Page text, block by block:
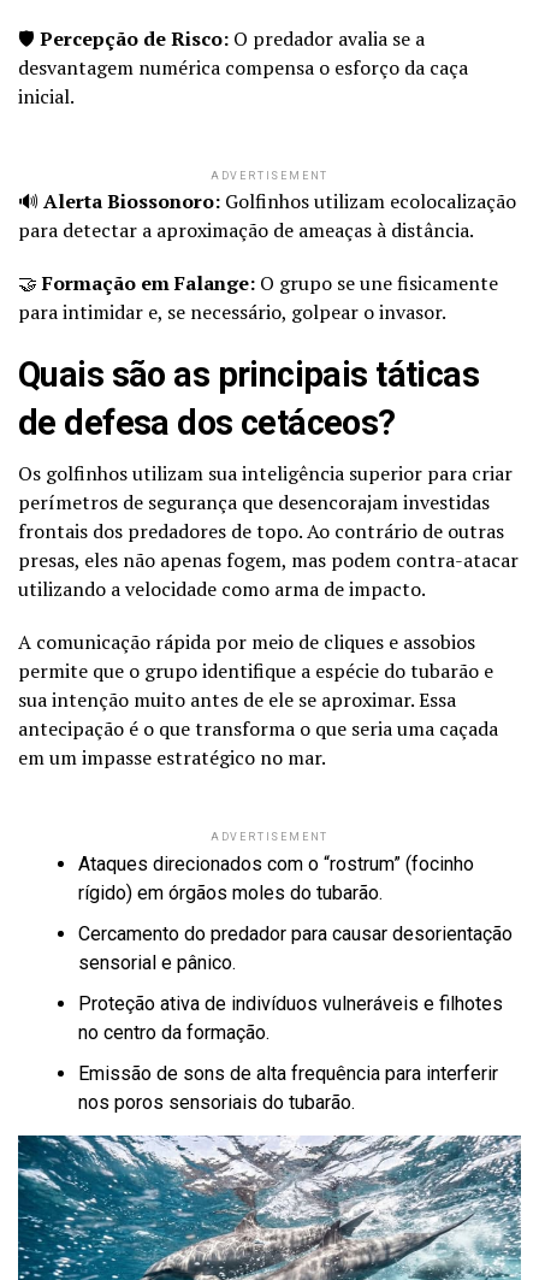
🛡️ Percepção de Risco: O predador avalia se a
desvantagem numérica compensa o esforço da caça
inicial.
ADVERTISEMENT
🔊 Alerta Biossonoro: Golfinhos utilizam ecolocalização
para detectar a aproximação de ameaças à distância.
🤝Formação em Falange: O grupo se une fisicamente
para intimidar e, se necessário, golpear o invasor.
Quais são as principais táticas
de defesa dos cetáceos?
Os golfinhos utilizam sua inteligência superior para criar
perímetros de segurança que desencorajam investidas
frontais dos predadores de topo. Ao contrário de outras
presas, eles não apenas fogem, mas podem contra-atacar
utilizando a velocidade como arma de impacto.
A comunicação rápida por meio de cliques e assobios
permite que o grupo identifique a espécie do tubarão e
sua intenção muito antes de ele se aproximar. Essa
antecipação é o que transforma o que seria uma caçada
em um impasse estratégico no mar.
ADVERTISEMENT
Ataques direcionados com o “rostrum” (focinho
rígido) em órgãos moles do tubarão.
Cercamento do predador para causar desorientação
sensorial e pânico.
Proteção ativa de indivíduos vulneráveis e filhotes
no centro da formação.
Emissão de sons de alta frequência para interferir
nos poros sensoriais do tubarão.